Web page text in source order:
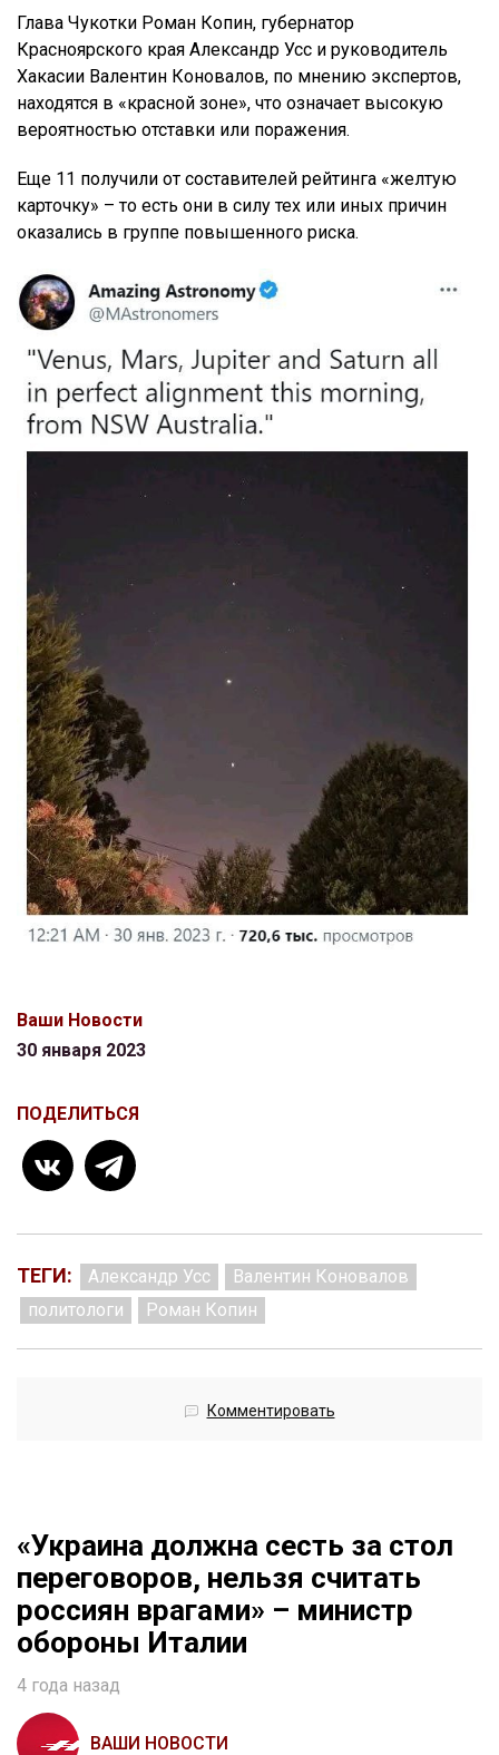
Глава Чукотки Роман Копин, губернатор
Красноярского края Александр Усс и руководитель
Хакасии Валентин Коновалов, по мнению экспертов,
находятся в «красной зоне», что означает высокую
вероятностью отставки или поражения.
Еще 11 получили от составителей рейтинга «желтую
карточку» – то есть они в силу тех или иных причин
оказались в группе повышенного риска.
Ваши Новости
30 января 2023
ПОДЕЛИТЬСЯ
ТЕГИ: Александр Усс
Валентин Коновалов
политологи
Роман Копин
Комментировать
«Украина должна сесть за стол
переговоров, нельзя считать
россиян врагами» – министр
обороны Италии
4 года назад
ВАШИ НОВОСТИ